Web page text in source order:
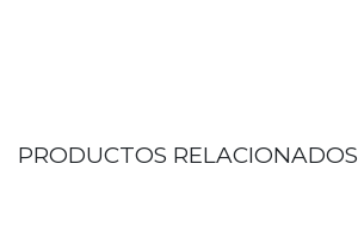
PRODUCTOS RELACIONADOS